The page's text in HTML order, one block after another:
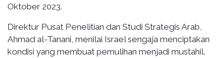
Oktober 2023.
Direktur Pusat Penelitian dan Studi Strategis Arab,
Ahmad al-Tanani, menilai Israel sengaja menciptakan
kondisi yang membuat pemulihan menjadi mustahil.